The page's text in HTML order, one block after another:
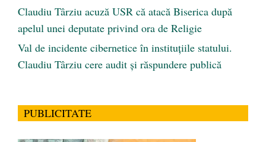
Claudiu Târziu acuză USR că atacă Biserica după
apelul unei deputate privind ora de Religie
Val de incidente cibernetice în instituțiile statului.
Claudiu Târziu cere audit și răspundere publică
PUBLICITATE